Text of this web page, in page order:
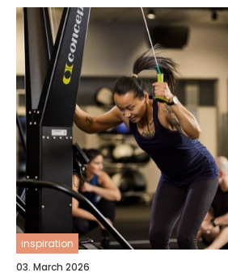
inspiration
03. March 2026